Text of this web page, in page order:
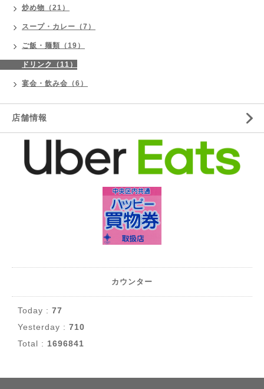
炒め物（21）
スープ・カレー（7）
ご飯・麺類（19）
ドリンク（11）
宴会・飲み会（6）
店舗情報
カウンター
Today : 77
Yesterday : 710
Total : 1696841